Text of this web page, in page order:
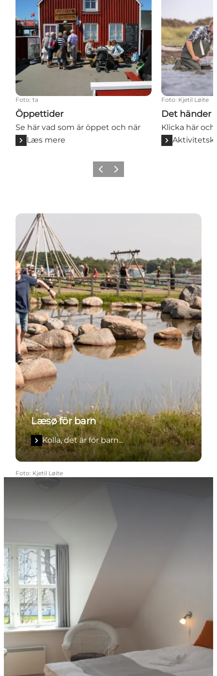
Foto: ta
Öppettider
Se här vad som är öppet och när
Læs mere
Foto: Kjetil Løite
Det händer
Klicka här
Forrige billede
Næste billede
Læsø för barn
Læsø för barn
Kolla, det är för barn...
Foto: Kjetil Løite